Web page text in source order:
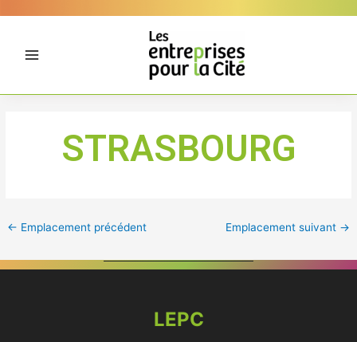
STRASBOURG
← Emplacement précédent Emplacement suivant →
LEPC